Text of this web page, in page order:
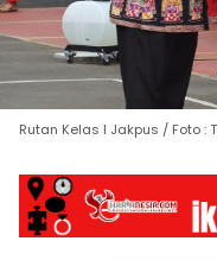
Rutan Kelas I Jakpus / Foto :